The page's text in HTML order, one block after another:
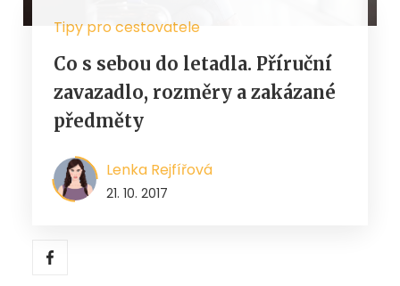
Tipy pro cestovatele
Co s sebou do letadla. Příruční
zavazadlo, rozměry a zakázané
předměty
Lenka Rejfířová
21. 10. 2017